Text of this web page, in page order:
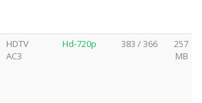
HDTV
AC3
Hd-720p 383 / 366
257
MB